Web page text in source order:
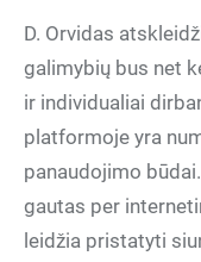
D. Orvidas
galimybių bus net
ir individualiai
platformoje yra
panaudojimo
gautas per
leidžia pristatyti